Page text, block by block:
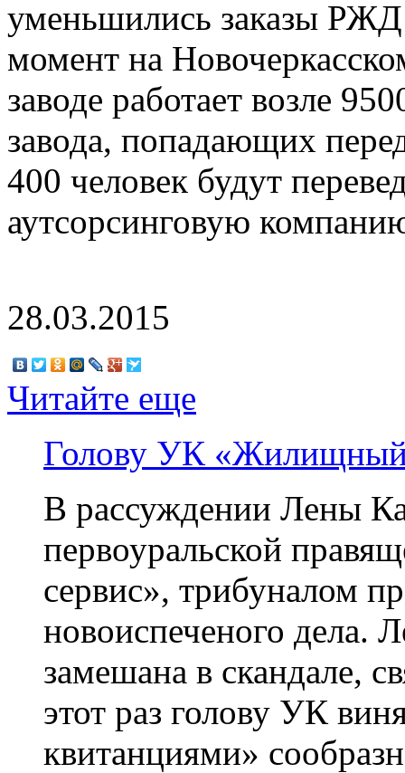
уменьшились заказы
момент на
заводе работает возле
завода, попадающих
400 человек будут
аутсорсинговую
28.03.2015
Читайте еще
Голову УК «Жилищный
В рассуждении Лены
первоуральской
сервис», трибуналом
новоиспеченого дела.
замешана в скандале,
этот раз голову УК
квитанциями»